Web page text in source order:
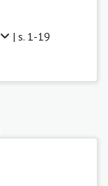
| s. 1-19